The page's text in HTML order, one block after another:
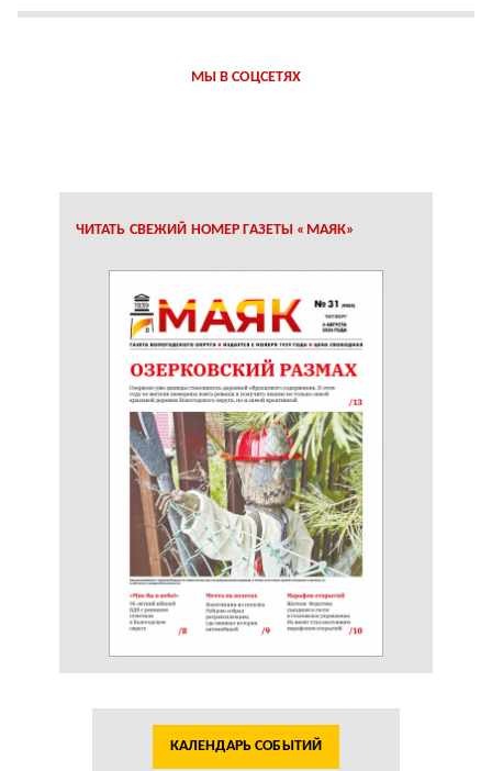
МЫ В СОЦСЕТЯХ
ЧИТАТЬ СВЕЖИЙ НОМЕР ГАЗЕТЫ «МАЯК»
КАЛЕНДАРЬ СОБЫТИЙ